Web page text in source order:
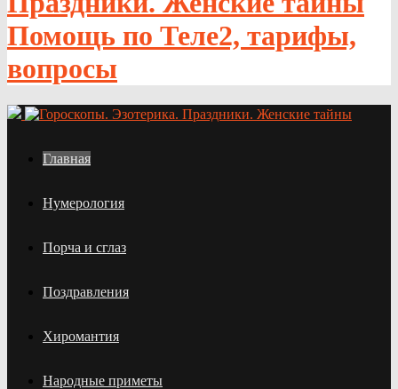
Помощь по Теле2, тарифы,
вопросы
Главная
Нумерология
Порча и сглаз
Поздравления
Хиромантия
Народные приметы